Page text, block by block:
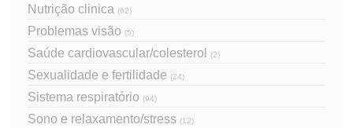
Nutrição clinica (62)
Problemas visão (5)
Saúde cardiovascular/colesterol (2)
Sexualidade e fertilidade (24)
Sistema respiratório (94)
Sono e relaxamento/stress (12)